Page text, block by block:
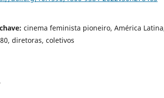
cinema feminista pioneiro, América
diretoras, coletivos